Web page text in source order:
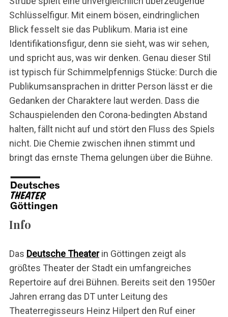
Schlüsselfigur. Mit einem bösen, eindringlichen
Blick fesselt sie das Publikum. Maria ist eine
Identifikationsfigur, denn sie sieht, was wir sehen,
und spricht aus, was wir denken. Genau dieser Stil
ist typisch für Schimmelpfennigs Stücke: Durch die
Publikumsansprachen in dritter Person lässt er die
Gedanken der Charaktere laut werden. Dass die
Schauspielenden den Corona-bedingten Abstand
halten, fällt nicht auf und stört den Fluss des Spiels
nicht. Die Chemie zwischen ihnen stimmt und
bringt das ernste Thema gelungen über die Bühne.
Info
Das Deutsche Theaterin Göttingen zeigt als
größtes Theater der Stadt ein umfangreiches
Repertoire auf drei Bühnen. Bereits seit den 1950er
Jahren errang das DT unter Leitung des
Theaterregisseurs Heinz Hilpert den Ruf einer